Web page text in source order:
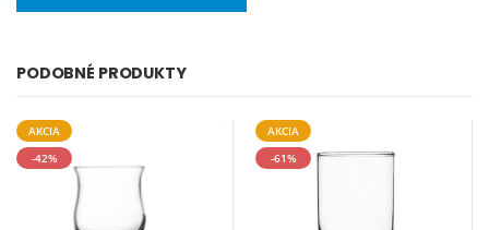
PODOBNÉ PRODUKTY
AKCIA
-42%
AKCIA
-61%